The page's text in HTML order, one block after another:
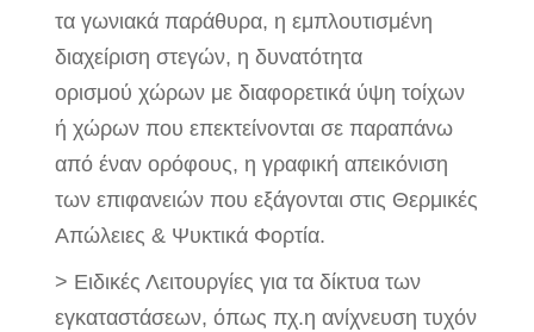
τα γωνιακά παράθυρα, η εμπλουτισμένη
διαχείριση στεγών, η δυνατότητα
ορισμού χώρων με διαφορετικά ύψη τοίχων
ή χώρων που επεκτείνονται σε παραπάνω
από έναν ορόφους, η γραφική απεικόνιση
των επιφανειών που εξάγονται στις Θερμικές
Απώλειες & Ψυκτικά Φορτία.
> Ειδικές Λειτουργίες για τα δίκτυα των
εγκαταστάσεων, όπως πχ.η ανίχνευση τυχόν